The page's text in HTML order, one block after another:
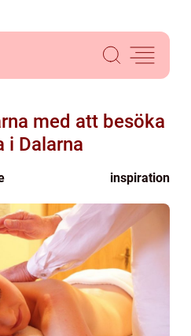
med att besöka
i Dalarna
inspiration